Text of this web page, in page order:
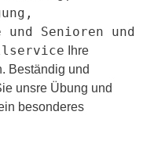
und Senioren und
Ihre
Beständig und
unsre Übung und
besonderes